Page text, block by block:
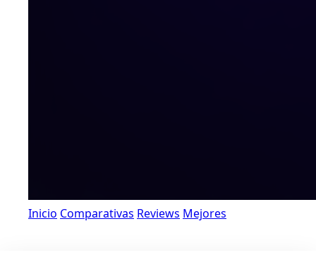
Inicio Comparativas Reviews Mejores